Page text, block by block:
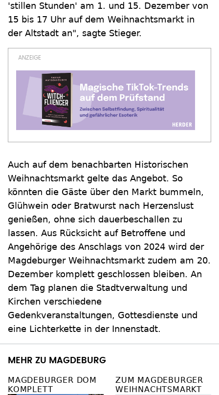
'stillen Stunden' am 1. und 15. Dezember von
15 bis 17 Uhr auf dem Weihnachtsmarkt in
der Altstadt an", sagte Stieger.
Auch auf dem benachbarten Historischen
Weihnachtsmarkt gelte das Angebot. So
könnten die Gäste über den Markt bummeln,
Glühwein oder Bratwurst nach Herzenslust
genießen, ohne sich dauerbeschallen zu
lassen. Aus Rücksicht auf Betroffene und
Angehörige des Anschlags von 2024 wird der
Magdeburger Weihnachtsmarkt zudem am 20.
Dezember komplett geschlossen bleiben. An
dem Tag planen die Stadtverwaltung und
Kirchen verschiedene
Gedenkveranstaltungen, Gottesdienste und
eine Lichterkette in der Innenstadt.
MEHR ZU MAGDEBURG
MAGDEBURGER DOM
KOMPLETT
ZUM MAGDEBURGER
WEIHNACHTSMARKT